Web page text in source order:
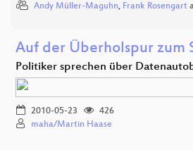
Andy Müller-Maguhn, Frank Rosengart
Auf der Überholspur zum
Politiker sprechen über
2010-05-23
426
maha/Martin Haase